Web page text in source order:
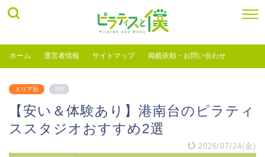
ホーム 運営者情報 サイトマップ 掲載依頼・お問い合わせ
エリア別 PR
【安い＆体験あり】港南台のピラティ
ススタジオおすすめ2選
2026/07/24(金)